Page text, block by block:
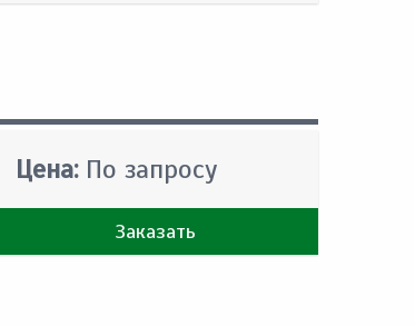
Цена: По запросу
Заказать